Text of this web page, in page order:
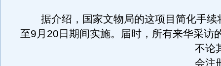
据介绍，国家文物局的这项目简化手续
至9月20日期间实施。 届时，所有来华采访
不论
会注